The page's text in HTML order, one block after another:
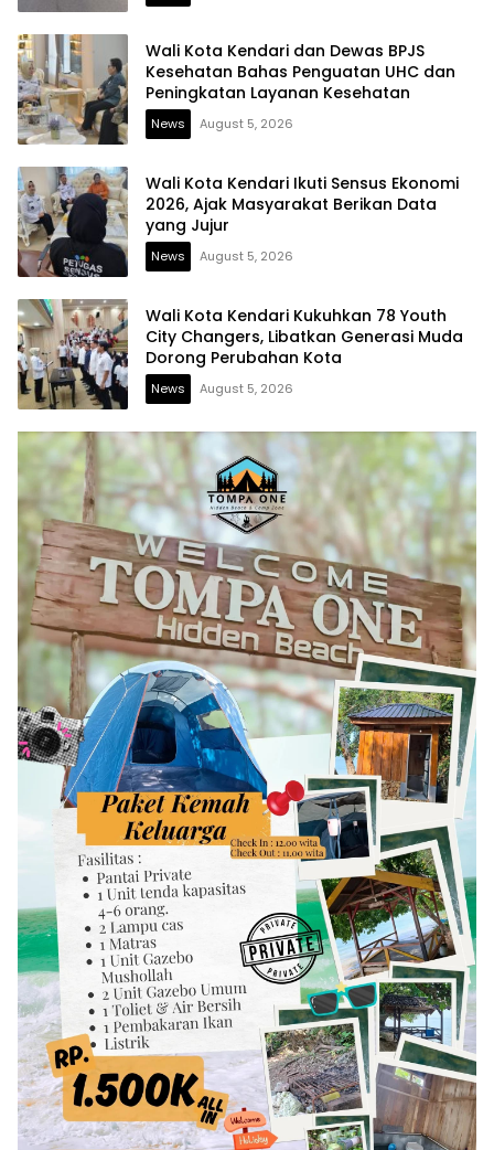
Wali Kota Kendari dan Dewas BPJS
Kesehatan Bahas Penguatan UHC dan
Peningkatan Layanan Kesehatan
News August 5, 2026
Wali Kota Kendari Ikuti Sensus Ekonomi
2026, Ajak Masyarakat Berikan Data
yang Jujur
News August 5, 2026
Wali Kota Kendari Kukuhkan 78 Youth
City Changers, Libatkan Generasi Muda
Dorong Perubahan Kota
News August 5, 2026